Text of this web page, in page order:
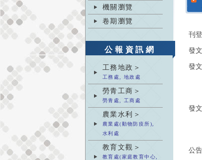
機關瀏覽
卷期瀏覽
公報資訊網
工務地政＞
工務處, 地政處
勞青工商＞
勞青處, 工商處
農業水利＞
農業處(動物防疫所),
水利處
教育文觀＞
教育處(家庭教育中心,
刊
發
發
發
公